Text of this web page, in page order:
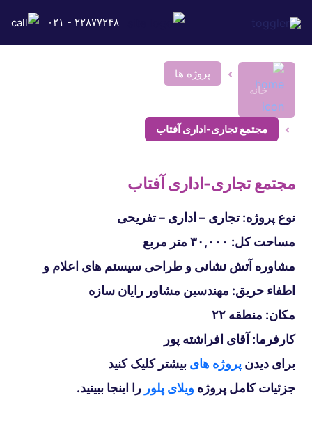
۲۲۸۷۷۲۴۸ - ۰۲۱
خانه
پروژه ها
مجتمع تجاری-اداری آفتاب
مجتمع تجاری-اداری آفتاب
نوع پروژه: تجاری – اداری – تفریحی
مساحت کل: ۳۰,۰۰۰ متر مربع
مشاوره آتش نشانی و طراحی سیستم های اعلام و
اطفاء حریق: مهندسین مشاور رایان سازه
مکان: منطقه ۲۲
کارفرما: آقای افراشته پور
برای دیدن پروژه های بیشتر کلیک کنید
جزئیات کامل پروژه ویلای پلور را اینجا ببینید.